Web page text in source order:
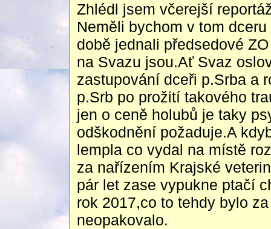
Zhlédl jsem včerejší
Neměli bychom v tom
době jednali předsedové
na Svazu jsou.Ať Svaz
zastupování dceři p.Srba a
p.Srb po prožití takového
jen o ceně holubů je taky
odškodnění požaduje.A
lempla co vydal na místě
za nařízením Krajské
pár let zase vypukne ptačí
rok 2017,co to tehdy bylo
neopakovalo.